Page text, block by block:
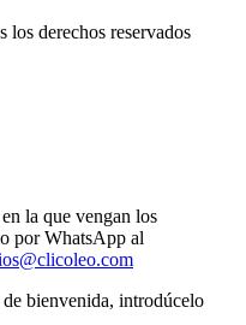
derechos reservados
la que vengan los
por WhatsApp al
bienvenida, introdúcelo